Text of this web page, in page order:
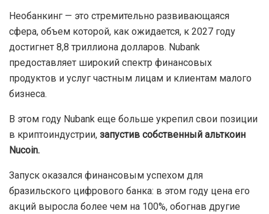
Необанкинг — это стремительно развивающаяся
сфера, объем которой, как ожидается, к 2027 году
достигнет 8,8 триллиона долларов. Nubank
предоставляет широкий спектр финансовых
продуктов и услуг частным лицам и клиентам малого
бизнеса.
В этом году Nubank еще больше укрепил свои позиции
в криптоиндустрии, запустив собственный альткоин
Nucoin.
Запуск оказался финансовым успехом для
бразильского цифрового банка: в этом году цена его
акций выросла более чем на 100%, обогнав другие